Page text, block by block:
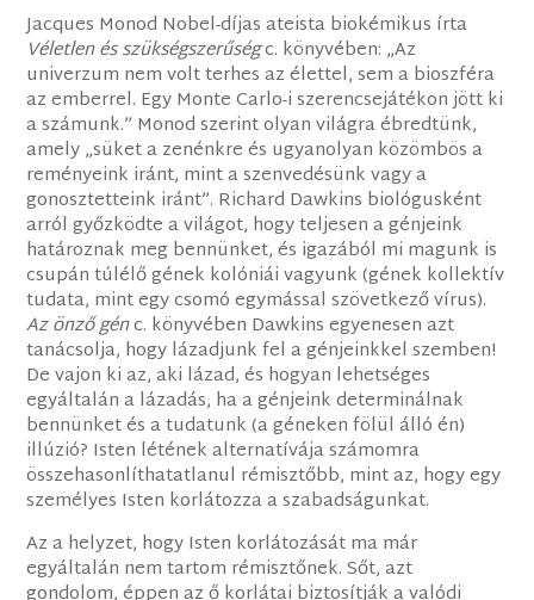
Jacques Monod Nobel-díjas ateista biokémikus írta
Véletlen és szükségszerűségc. könyvében: „Az
univerzum nem volt terhes az élettel, sem a bioszféra
az emberrel. Egy Monte Carlo-i szerencsejátékon jött ki
a számunk.” Monod szerint olyan világra ébredtünk,
amely „süket a zenénkre és ugyanolyan közömbös a
reményeink iránt, mint a szenvedésünk vagy a
gonosztetteink iránt”. Richard Dawkins biológusként
arról győzködte a világot, hogy teljesen a génjeink
határoznak meg bennünket, és igazából mi magunk is
csupán túlélő gének kolóniái vagyunk (gének kollektív
tudata, mint egy csomó egymással szövetkező vírus).
Az önző génc. könyvében Dawkins egyenesen azt
tanácsolja, hogy lázadjunk fel a génjeinkkel szemben!
De vajon ki az, aki lázad, és hogyan lehetséges
egyáltalán a lázadás, ha a génjeink determinálnak
bennünket és a tudatunk (a géneken fölül álló én)
illúzió? Isten létének alternatívája számomra
összehasonlíthatatlanul rémisztőbb, mint az, hogy egy
személyes Isten korlátozza a szabadságunkat.
Az a helyzet, hogy Isten korlátozását ma már
egyáltalán nem tartom rémisztőnek. Sőt, azt